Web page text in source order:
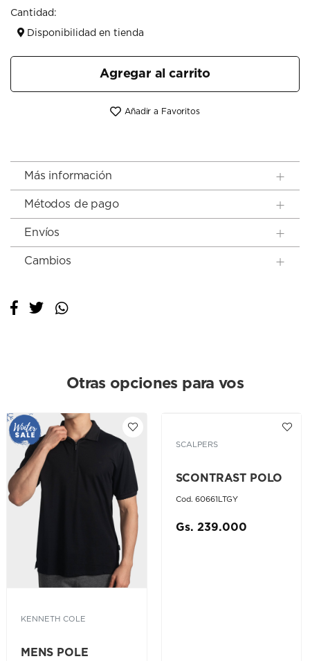
Cantidad:
Disponibilidad en tienda
Agregar al carrito
Añadir a Favoritos
Más información
Métodos de pago
Envíos
Cambios
Otras opciones para vos
KENNETH COLE
MENS POLE
SCALPERS
SCONTRAST POLO
Cod. 60661LTGY
Gs. 239.000